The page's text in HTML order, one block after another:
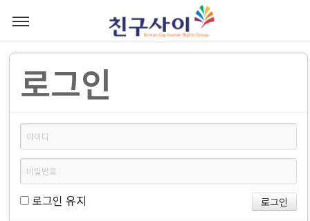
로그인
로그인 유지